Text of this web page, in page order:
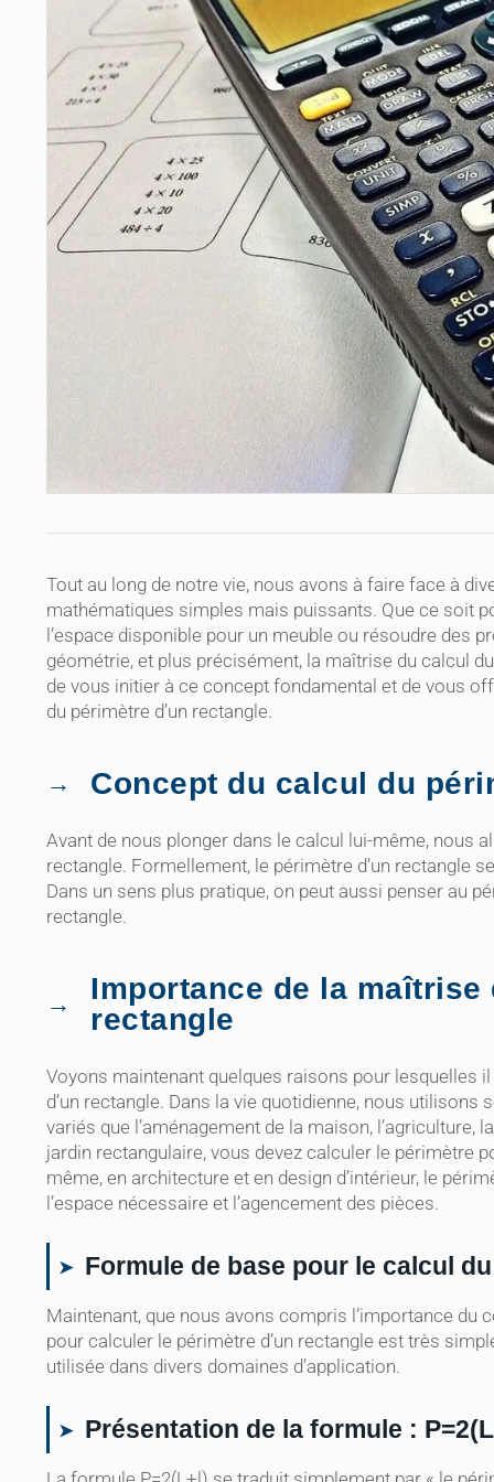
Tout au long de notre vie, nous avons à faire face à
mathématiques simples mais puissants. Que ce soit
l’espace disponible pour un meuble ou résoudre des
géométrie, et plus précisément, la maîtrise du calcul
de vous initier à ce concept fondamental et de vous
du périmètre d’un rectangle.
Concept du calcul du
Avant de nous plonger dans le calcul lui-même, nous
rectangle. Formellement, le périmètre d’un rectangle
Dans un sens plus pratique, on peut aussi penser au
rectangle.
Importance de la maîtrise
rectangle
Voyons maintenant quelques raisons pour
d’un rectangle. Dans la vie quotidienne, nous
variés que l’aménagement de la maison,
jardin rectangulaire, vous devez calculer le périmètre
même, en architecture et en design d’intérieur, le
l’espace nécessaire et l’agencement des pièces.
Formule de base pour le calcul
Maintenant, que nous avons compris l’importance
pour calculer le périmètre d’un rectangle est très
utilisée dans divers domaines d’application.
Présentation de la formule :